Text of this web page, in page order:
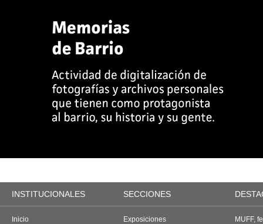
INSTITUCIONALES SECCIONES
Inicio
Exposiciones
MUFF,